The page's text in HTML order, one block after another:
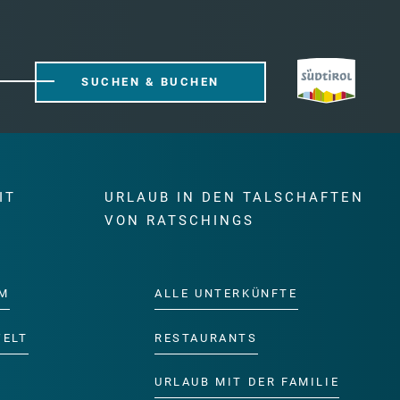
SUCHEN & BUCHEN
URLAUB IN DEN TALSCHAFTEN
VON RATSCHINGS
ALLE UNTERKÜNFTE
RESTAURANTS
URLAUB MIT DER FAMILIE